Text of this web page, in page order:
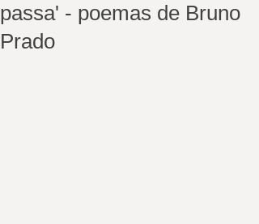
passa' - poemas de Bruno
Prado